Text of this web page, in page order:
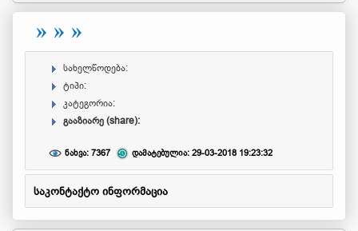
სახელწოდება:
ტიპი:
კატეგორია:
გააზიარე (share):
ნახვა: 7367 დამატებულია: 29-03-2018 19:23:32
საკონტაქტო ინფორმაცია